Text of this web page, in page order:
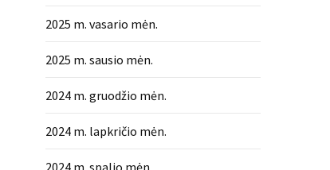
2025 m. vasario mėn.
2025 m. sausio mėn.
2024 m. gruodžio mėn.
2024 m. lapkričio mėn.
2024 m. spalio mėn.